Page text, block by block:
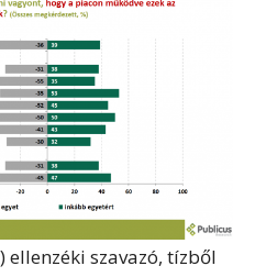
ellenzéki szavazó, tízből